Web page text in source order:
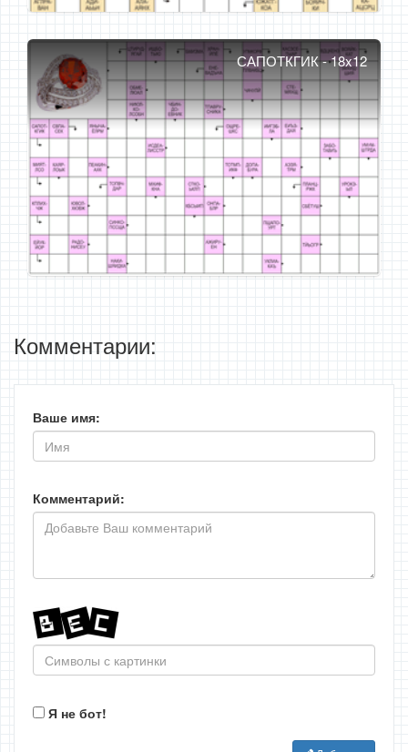
САПОТКГИК - 18x12
Комментарии:
Ваше имя:
Комментарий:
Я не бот!